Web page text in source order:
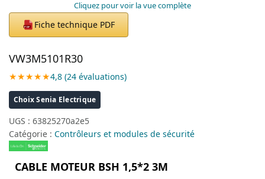
Cliquez pour voir la vue complète
PDF Fiche technique PDF
VW3M5101R30
★★★★★4,8 (24 évaluations)
Choix Senia Electrique
UGS : 63825270a2e5
Catégorie : Contrôleurs et modules de sécurité
CABLE MOTEUR BSH 1,5*2 3M